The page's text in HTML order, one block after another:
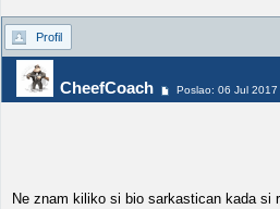
Profil
CheefCoach Poslao: 06 Jul
Ne znam kiliko si bio sarkastican kada si